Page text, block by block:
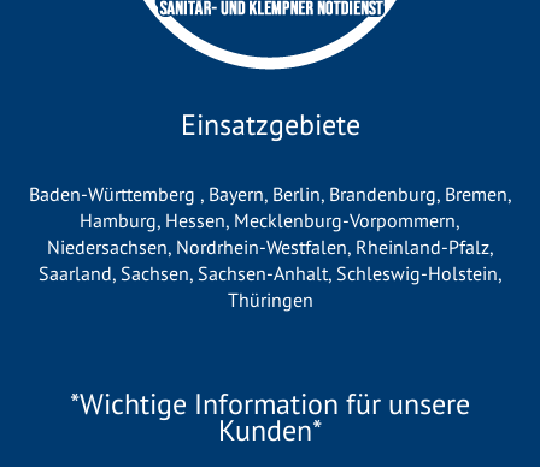
Einsatzgebiete
Baden-Württemberg , Bayern, Berlin, Brandenburg, Bremen,
Hamburg, Hessen, Mecklenburg-Vorpommern,
Niedersachsen, Nordrhein-Westfalen, Rheinland-Pfalz,
Saarland, Sachsen, Sachsen-Anhalt, Schleswig-Holstein,
Thüringen
*Wichtige Information für unsere
Kunden*